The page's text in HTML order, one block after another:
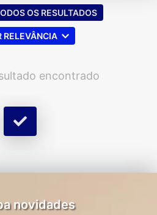
OS RESULTADOS
RELEVÂNCIA
encontrado
novidades